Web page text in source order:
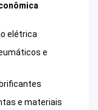
elétrica
e
e materiais